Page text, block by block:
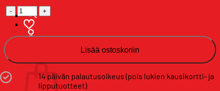
Ässät
seinälippu
100
cm
määrä
Lisää ostoskoriin
14 päivän palautusoikeus (pois lukien kausikortti- ja
lipputuotteet)